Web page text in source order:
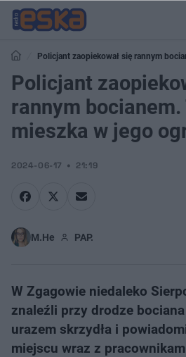
Policjant zaopiekował się rannym
ogrodzie
Policjant
rannym
mieszka w jego
2024-06-17 21:19
M.He PAP.
W Zgagowie niedaleko
znaleźli przy drodze
urazem skrzydła i
miejscu wraz z